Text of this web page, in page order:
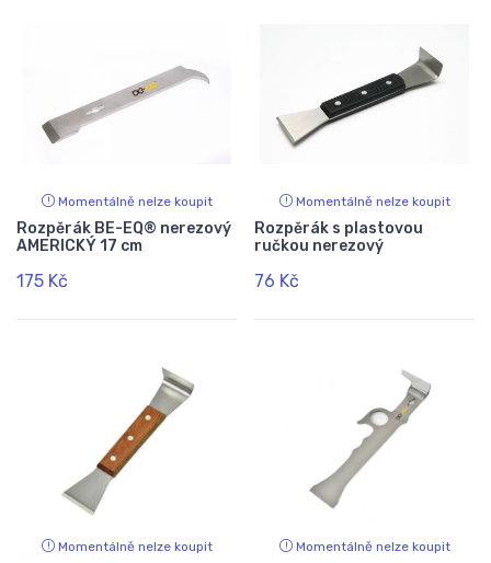
Momentálně nelze koupit
Rozpěrák BE-EQ® nerezový
AMERICKÝ 17 cm
175 Kč
Momentálně nelze koupit
Rozpěrák s plastovou
ručkou nerezový
76 Kč
Momentálně nelze koupit Momentálně nelze koupit